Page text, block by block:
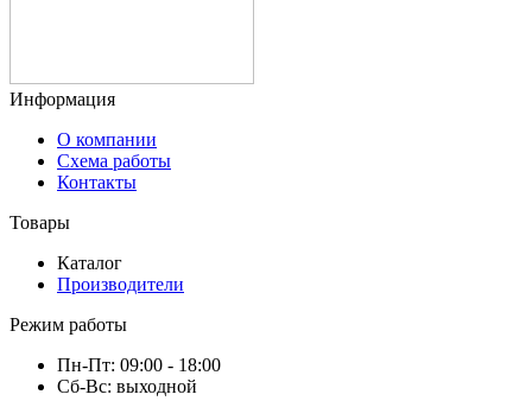
О компании
Схема работы
Каталог
Пн-Пт: 09:00 - 18:00